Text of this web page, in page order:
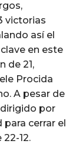
victorias
así el
en este
de 21,
Procida
A pesar de
por
cerrar el
12.